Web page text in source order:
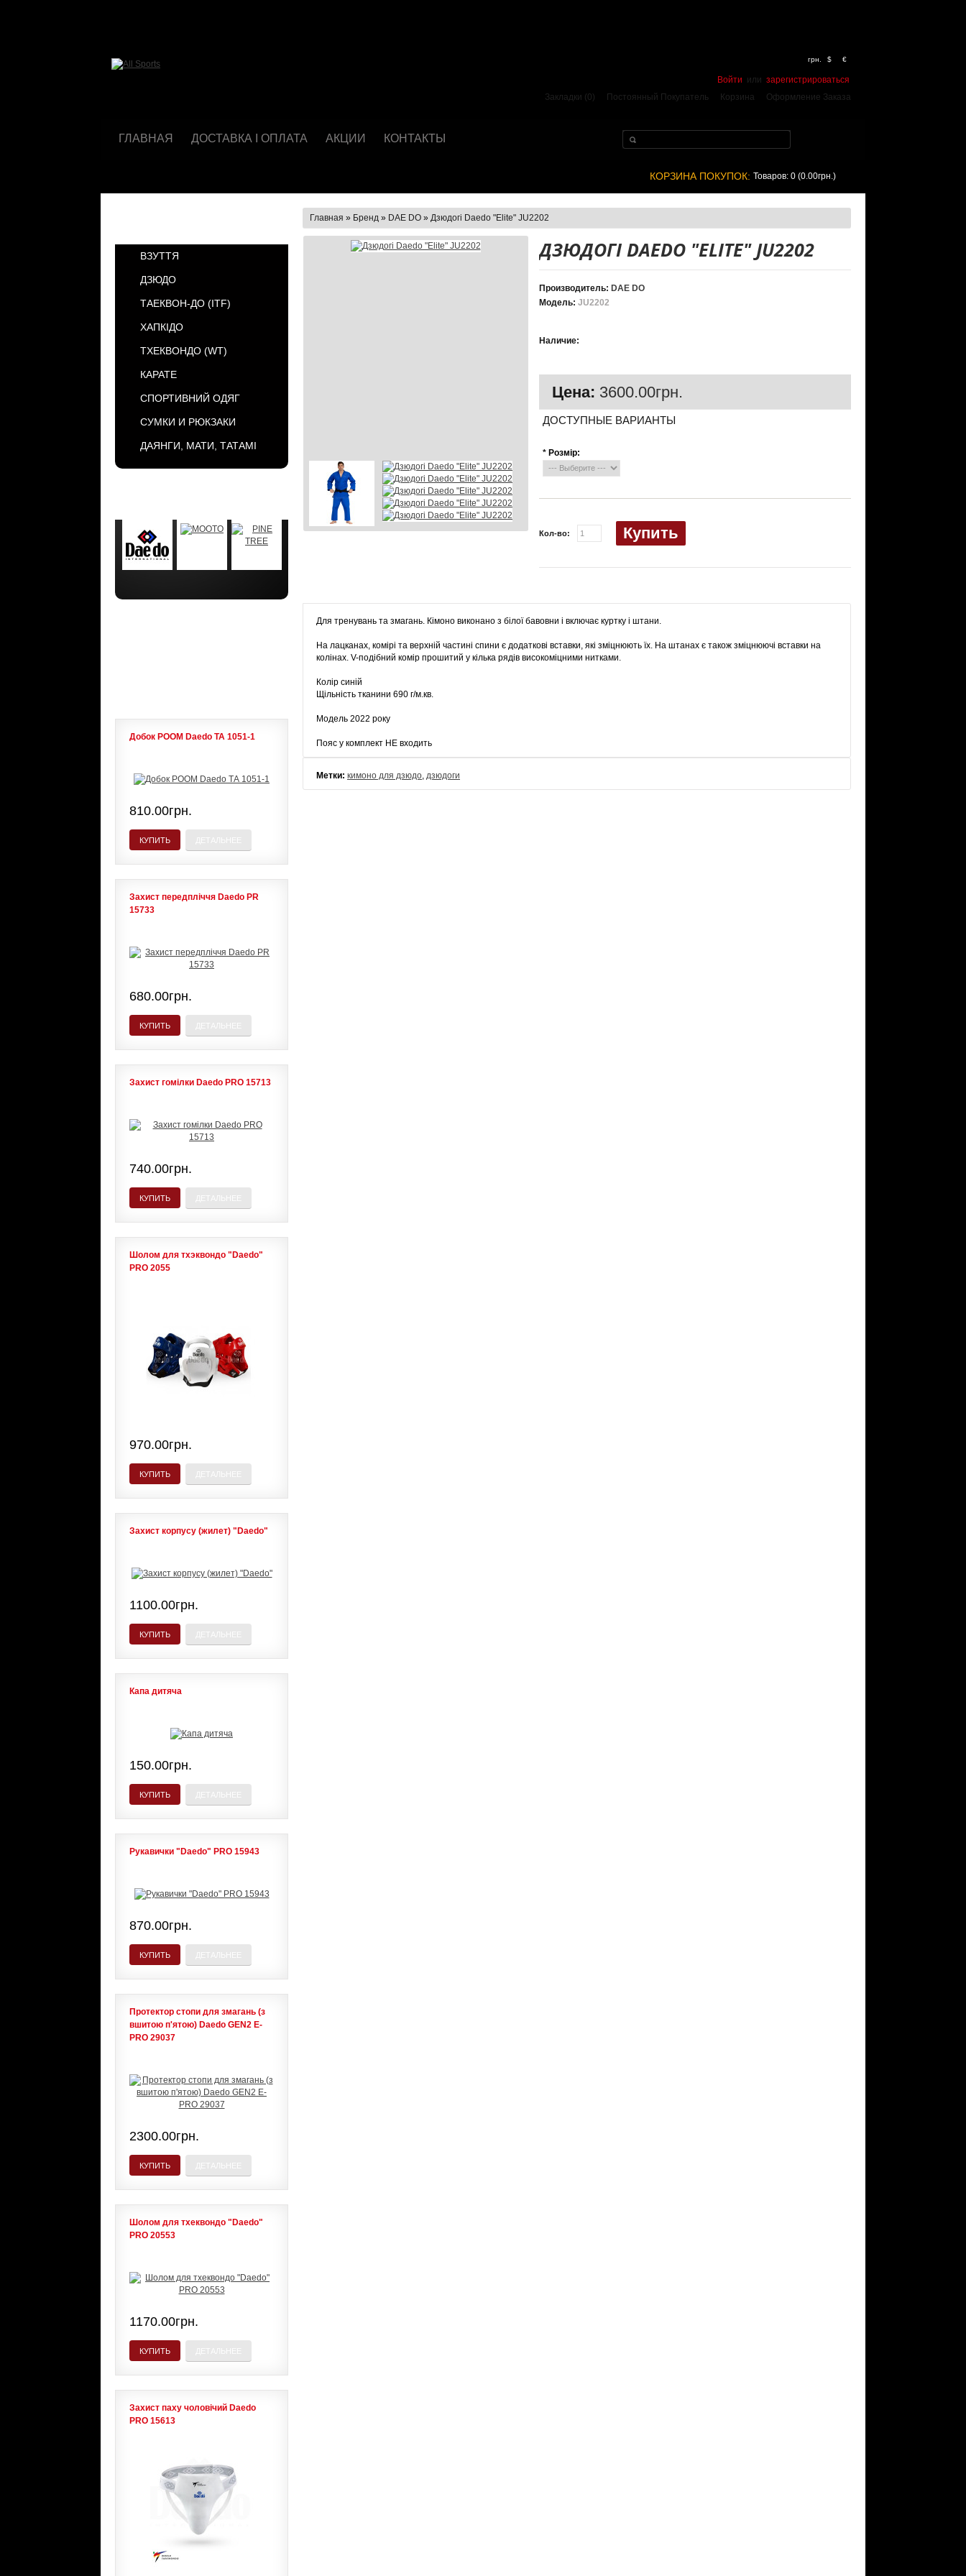
грн. $ €
Войти или зарегистрироваться
Закладки (0)
Постоянный Покупатель Корзина Оформление Заказа
ГЛАВНАЯ ДОСТАВКА І ОПЛАТА АКЦИИ КОНТАКТЫ
КОРЗИНА ПОКУПОК: Товаров: 0 (0.00грн.)
ВЗУТТЯ
ДЗЮДО
ТАЕКВОН-ДО (ІТF)
ХАПКІДО
ТХЕКВОНДО (WT)
КАРАТЕ
СПОРТИВНИЙ ОДЯГ
СУМКИ И РЮКЗАКИ
ДАЯНГИ, МАТИ, ТАТАМІ
Добок POOM Daedo ТА 1051-1
810.00грн.
КУПИТЬ
Захист передпліччя Daedo PR
15733
680.00грн.
КУПИТЬ
Захист гомілки Daedo PRO 15713
740.00грн.
КУПИТЬ
Шолом для тхэквондо "Daedo"
PRO 2055
970.00грн.
КУПИТЬ
Захист корпусу (жилет) "Daedo"
1100.00грн.
КУПИТЬ
Капа дитяча
150.00грн.
КУПИТЬ
Рукавички "Daedo" PRO 15943
870.00грн.
КУПИТЬ
Протектор стопи для змагань (з
вшитою п'ятою) Daedo GEN2 E-
PRO 29037
2300.00грн.
КУПИТЬ
Шолом для тхеквондо "Daedo"
PRO 20553
1170.00грн.
КУПИТЬ
Захист паху чоловічий Daedo
PRO 15613
Главная » Бренд » DAE DO » Дзюдогі Daedo "Elite" JU2202
ДЗЮДОГІ DAEDO "ELITE" JU2202
Производитель: DAE DO
Модель: JU2202
Наличие:
Цена: 3600.00грн.
ДОСТУПНЫЕ ВАРИАНТЫ
* Розмір:
Кол-во: Купить
Для тренувань та змагань. Кімоно виконано з білої бавовни і включає куртку і штани.
На лацканах, комірі та верхній частині спини є додаткові вставки, які зміцнюють їх. На штанах є також зміцнюючі вставки на
колінах. V-подібний комір прошитий у кілька рядів високоміцними нитками.
Колір синій
Щільність тканини 690 г/м.кв.
Модель 2022 року
Пояс у комплект НЕ входить
Метки: кимоно для дзюдо, дзюдоги